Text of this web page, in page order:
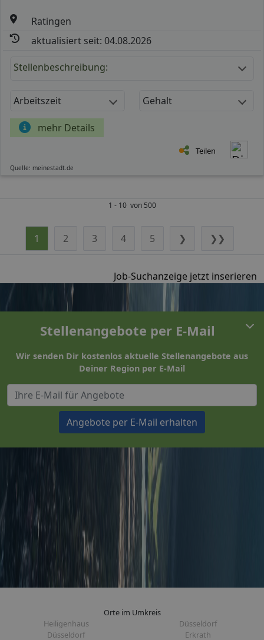
Ratingen
aktualisiert seit: 04.08.2026
Stellenbeschreibung:
Arbeitszeit Gehalt
mehr Details
Teilen
Quelle: meinestadt.de
1 - 10 von 500
1 2 3 4 5 ❯ ❯❯
Job-Suchanzeige jetzt inserieren
Stellenangebote per E-Mail
Wir senden Dir kostenlos aktuelle Stellenangebote aus
Deiner Region per E-Mail
Angebote per E-Mail erhalten
Orte im Umkreis
Heiligenhaus
Düsseldorf
Düsseldorf
Erkrath